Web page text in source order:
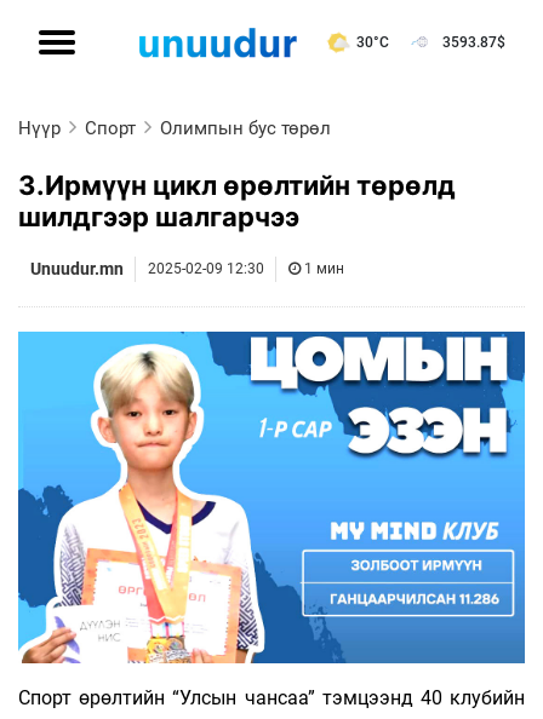
30°C 3593.87$
Нүүр Спорт Олимпын бус төрөл
З.Ирмүүн цикл өрөлтийн төрөлд
шилдгээр шалгарчээ
Unuudur.mn 2025-02-09 12:30 1 мин
Спорт өрөлтийн “Улсын чансаа” тэм­­­­­цээнд 40 клубийн